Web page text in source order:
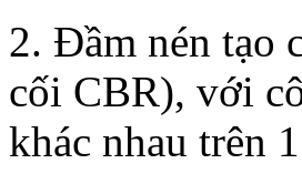
2. Đầm nén tạo
cối CBR), với
khác nhau trên